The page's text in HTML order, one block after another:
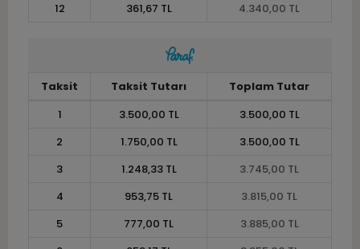
12
361,67 TL 4.340,00 TL
Taksit Taksit Tutarı
Toplam Tutar
1
3.500,00 TL
3.500,00 TL
2
1.750,00 TL
3.500,00 TL
3
1.248,33 TL
3.745,00 TL
4
953,75 TL
3.815,00 TL
5
777,00 TL
3.885,00 TL